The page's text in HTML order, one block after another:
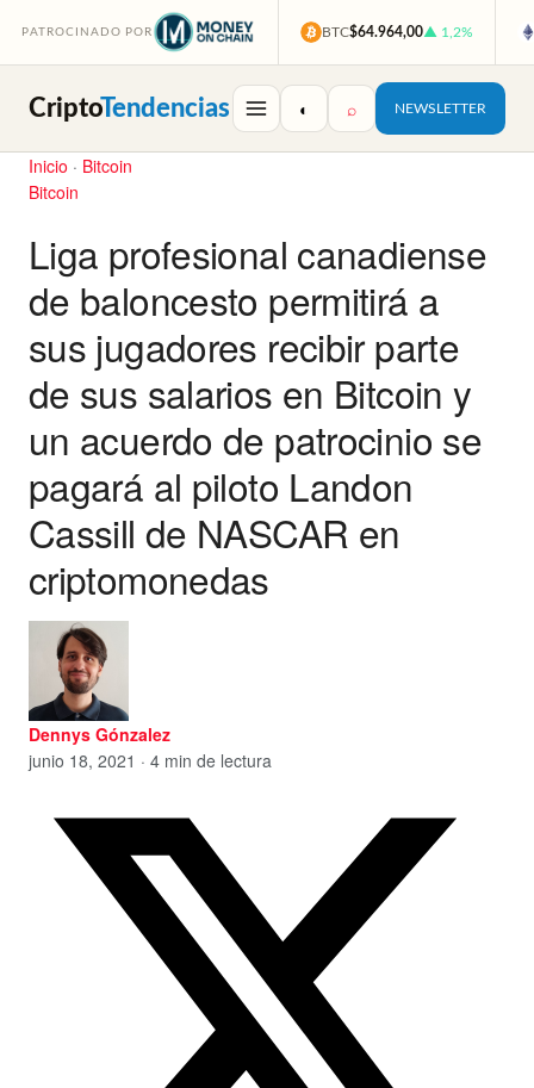
PATROCINADO POR BTC$64.964,00▲ 1,2%
CriptoTendencias ◐ ⌕ NEWSLETTER
Inicio · Bitcoin
Bitcoin
Liga profesional canadiense
de baloncesto permitirá a
sus jugadores recibir parte
de sus salarios en Bitcoin y
un acuerdo de patrocinio se
pagará al piloto Landon
Cassill de NASCAR en
criptomonedas
Dennys Gónzalez
junio 18, 2021 · 4 min de lectura